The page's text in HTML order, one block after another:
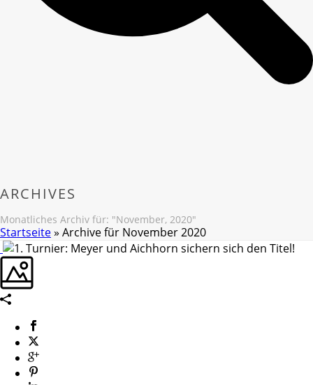
ARCHIVES
Monatliches Archiv für: "November, 2020"
Startseite» Archive für November 2020